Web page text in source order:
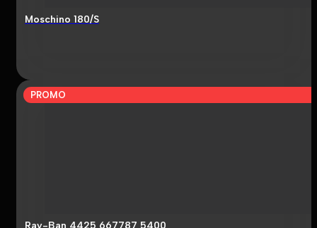
Moschino 180/S
PROMO